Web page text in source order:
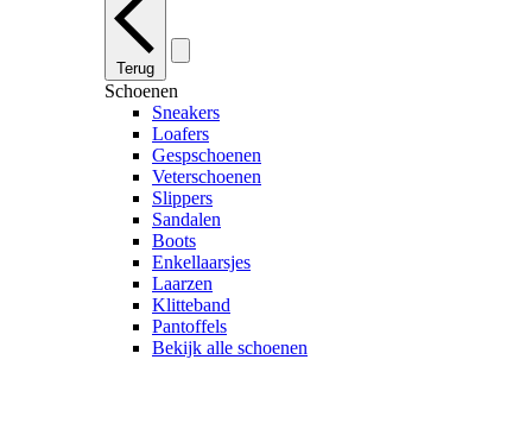
Terug
Schoenen
Sneakers
Loafers
Gespschoenen
Veterschoenen
Slippers
Sandalen
Boots
Enkellaarsjes
Laarzen
Klitteband
Pantoffels
Bekijk alle schoenen